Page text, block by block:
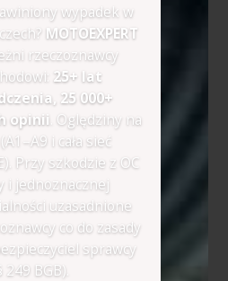
wypadek w
MOTOEXPERT
rzeczoznawcy
25+ lat
25 000+
opinii . Oględziny na
i cała sieć
Przy szkodzie z OC
i jednoznacznej
uzasadnione
co do zasady
sprawcy
249 BGB).